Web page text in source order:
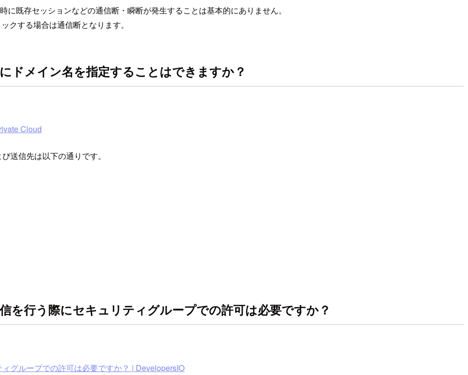
に既存セッションなどの通信断・瞬断が発生することは基本的にありません。
クする場合は通信断となります。
ドメイン名を指定することはできますか？
Cloud
送信先は以下の通りです。
を行う際にセキュリティグループでの許可は必要ですか？
グループでの許可は必要ですか？ | DevelopersIO